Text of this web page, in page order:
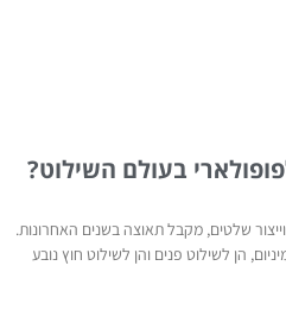
בעולם השילוט?
שלטים, מקבל תאוצה בשנים האחרונות.
הן לשילוט פנים והן לשילוט חוץ נובע